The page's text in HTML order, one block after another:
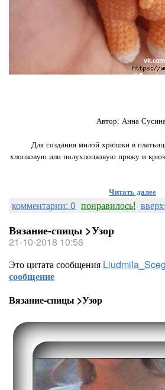
Автор: Анна
⠀Для создания милой хрюшки в
хлопковую или полухлопковую пряжу и
Читать далее
комментарии: 0 понравилось!
Вязание-спицы >Узор
21-10-2018 10:56
Это цитата сообщения
сообщение
Вязание-спицы >Узор